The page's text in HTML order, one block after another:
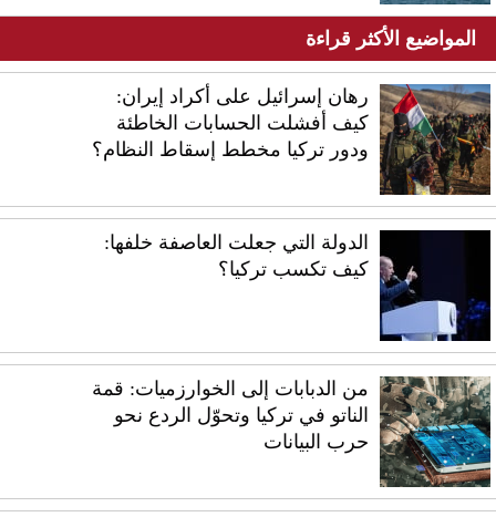
المواضيع الأكثر قراءة
رهان إسرائيل على أكراد إيران:
كيف أفشلت الحسابات الخاطئة
ودور تركيا مخطط إسقاط النظام؟
الدولة التي جعلت العاصفة خلفها:
كيف تكسب تركيا؟
من الدبابات إلى الخوارزميات: قمة
الناتو في تركيا وتحوّل الردع نحو
حرب البيانات